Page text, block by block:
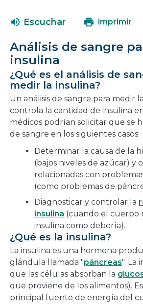
en
nueva
Escuchar imprimir
Análisis de sangre
insulina
¿Qué es el análisis de
medir la insulina?
Un análisis de sangre para medir la
controla la cantidad de insulina
médicos podrían solicitar que se
de sangre en los siguientes casos:
Determinar la causa de la
(bajos niveles de azúcar) y
relacionadas con
(como problemas de
Diagnosticar y controlar la
insulina (cuando el cuerpo
insulina como debería).
¿Qué es la insulina?
La insulina es una hormona
glándula llamada "páncreas". La
que las células absorban la
que proviene de los alimentos).
principal fuente de energía del